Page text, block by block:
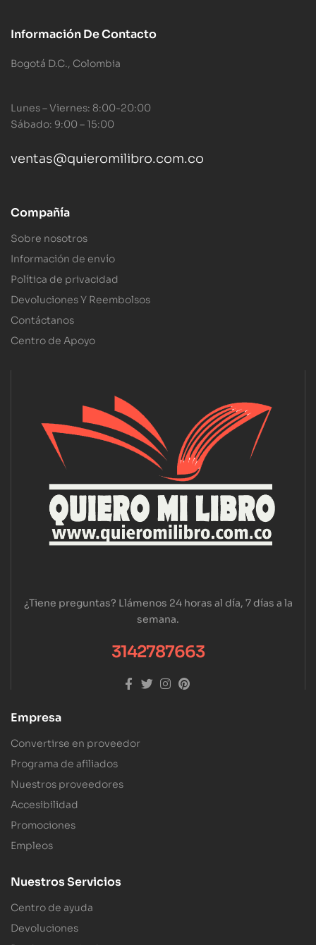
Información De Contacto
Bogotá D.C., Colombia
Lunes – Viernes: 8:00-20:00
Sábado: 9:00 – 15:00
ventas@quieromilibro.com.co
Compañía
Sobre nosotros
Información de envío
Política de privacidad
Devoluciones Y Reembolsos
Contáctanos
Centro de Apoyo
¿Tiene preguntas? Llámenos 24 horas al día, 7 días a la
semana.
3142787663
Empresa
Convertirse en proveedor
Programa de afiliados
Nuestros proveedores
Accesibilidad
Promociones
Empleos
Nuestros Servicios
Centro de ayuda
Devoluciones